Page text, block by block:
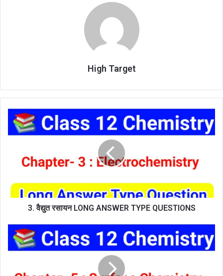
High Target
वैद्युत
रसायन
ANSWER
3. वैद्युत रसायन LONG ANSWER TYPE QUESTIONS
पृष्ठ-
रसायन